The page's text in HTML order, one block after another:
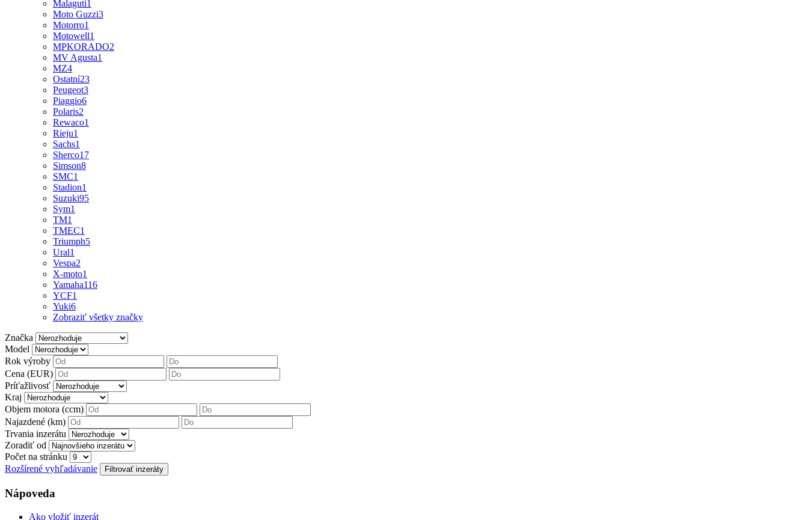
Malaguti1
Moto Guzzi3
Motorro1
Motowell1
MPKORADO2
MV Agusta1
MZ4
Ostatní23
Peugeot3
Piaggio6
Polaris2
Rewaco1
Rieju1
Sachs1
Sherco17
Simson8
SMC1
Stadion1
Suzuki95
Sym1
TM1
TMEC1
Triumph5
Ural1
Vespa2
X-moto1
Yamaha116
YCF1
Yuki6
Zobraziť všetky značky
Značka
Model
Rok výroby
Cena (EUR)
Príťažlivosť
Kraj
Objem motora (ccm)
Najazdené (km)
Trvania inzerátu
Zoradiť od
Počet na stránku
Rozšírené vyhľadávanie
Nápoveda
Ako vložiť inzerát